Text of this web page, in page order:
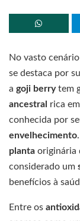
No vasto
se destaca por
a goji berrytem
ancestral rica
conhecida por
envelhecimento
planta originária
considerado um
benefícios à
Entre os